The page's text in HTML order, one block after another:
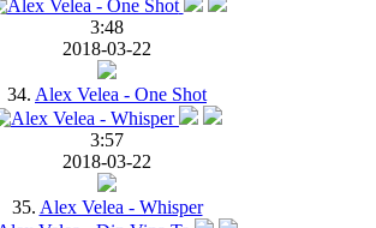
3:48
2018-03-22
34. Alex Velea - One Shot
3:57
2018-03-22
35. Alex Velea - Whisper